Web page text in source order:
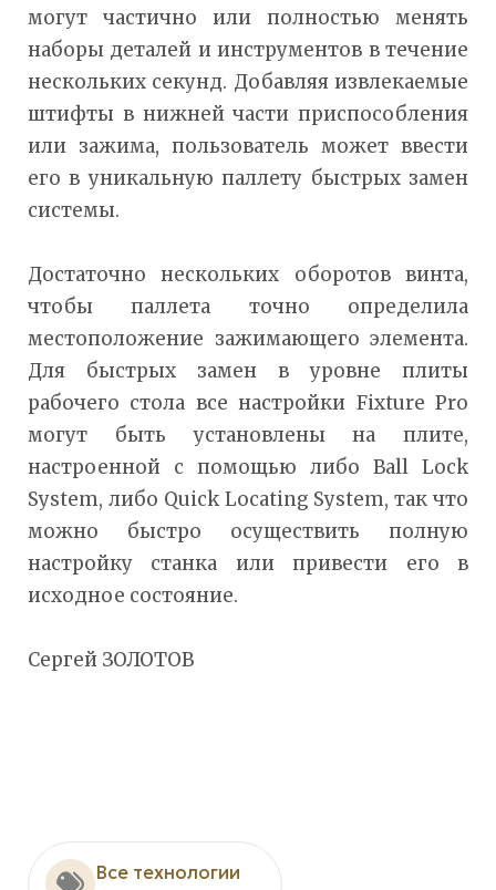
могут частично или полностью менять
наборы деталей и инструментов в течение
нескольких секунд. Добавляя извлекаемые
штифты в нижней части приспособления
или зажима, пользователь может ввести
его в уникальную паллету быстрых замен
системы.
Достаточно нескольких оборотов винта,
чтобы паллета точно определила
местоположение зажимающего элемента.
Для быстрых замен в уровне плиты
рабочего стола все настройки Fixture Pro
могут быть установлены на плите,
настроенной с помощью либо Ball Lock
System, либо Quick Locating System, так что
можно быстро осуществить полную
настройку станка или привести его в
исходное состояние.
Сергей ЗОЛОТОВ
Все технологии